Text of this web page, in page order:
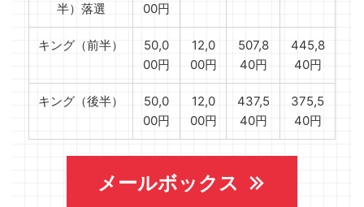
半）落選
00円
キング（前半）
50,0
00円
12,0
00円
507,8
40円
445,8
40円
キング（後半）
50,0
00円
12,0
00円
437,5
40円
375,5
40円
メールボックス